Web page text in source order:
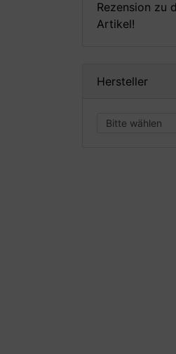
Rezension zu
Artikel!
Hersteller